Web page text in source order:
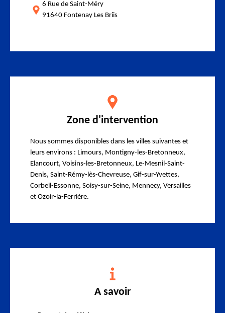
6 Rue de Saint-Méry
91640 Fontenay Les Briis
Zone d'intervention
Nous sommes disponibles dans les villes suivantes et
leurs environs : Limours, Montigny-les-Bretonneux,
Elancourt, Voisins-les-Bretonneux, Le-Mesnil-Saint-
Denis, Saint-Rémy-lès-Chevreuse, Gif-sur-Yvettes,
Corbeil-Essonne, Soisy-sur-Seine, Mennecy, Versailles
et Ozoir-la-Ferrière.
A savoir